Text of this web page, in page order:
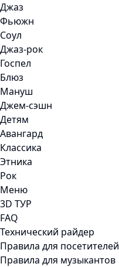
Джаз
Фьюжн
Соул
Джаз-рок
Госпел
Блюз
Мануш
Джем-сэшн
Детям
Авангард
Классика
Этника
Рок
Меню
3D ТУР
FAQ
Технический райдер
Правила для посетителей
Правила для музыкантов